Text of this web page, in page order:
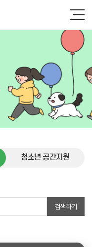
청소년 공간지원
검색하기